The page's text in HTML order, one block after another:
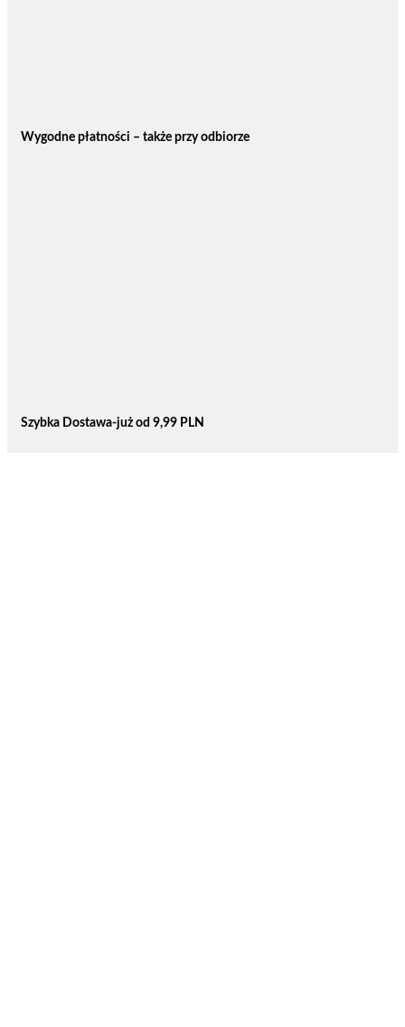
Wygodne płatności – także przy odbiorze
Szybka Dostawa-już od 9,99 PLN